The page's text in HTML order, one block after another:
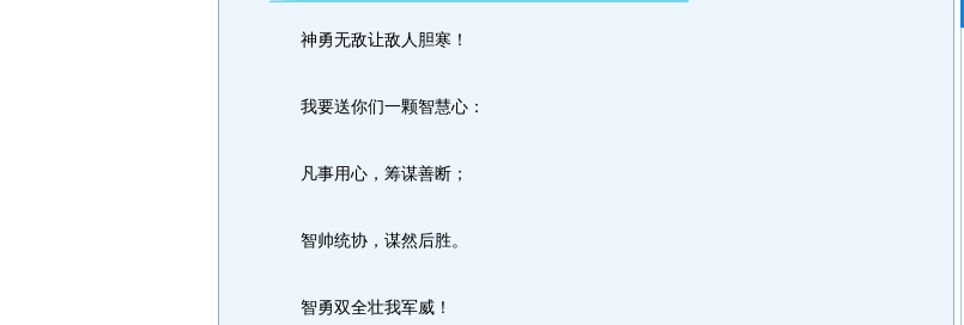
神勇无敌让敌人胆寒！
我要送你们一颗智慧心：
凡事用心，筹谋善断；
智帅统协，谋然后胜。
智勇双全壮我军威！